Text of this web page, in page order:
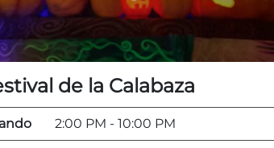
de la Calabaza
2:00 PM - 10:00 PM